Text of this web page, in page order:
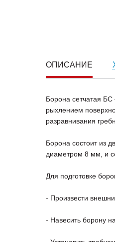
ОПИСАНИЕ
Борона сетчатая
рыхлением
разравнивания
Борона состоит из
диаметром 8 мм, и
Для подготовке
- Произвести
- Навесить борону